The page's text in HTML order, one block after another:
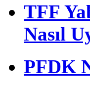
TFF
Nasıl
PFDK